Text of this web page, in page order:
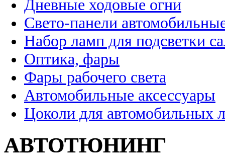
Дневные ходовые огни
Свето-панели
Набор ламп для подсветки
Оптика, фары
Фары рабочего света
Автомобильные аксессуары
Цоколи для автомобильных
АВТОТЮНИНГ